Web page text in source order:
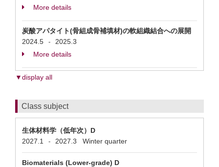
More details
炭酸アパタイト(骨組成骨補填材)の軟組織結合への展開
2024.5
-
2025.3
More details
▼display all
Class subject
生体材料学（低年次）D
2027.1
- 2027.3 Winter quarter
Biomaterials (Lower-grade) D